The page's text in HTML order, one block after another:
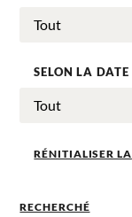
SELON LA DATE
RÉNITIALISER LA
RECHERCHÉ